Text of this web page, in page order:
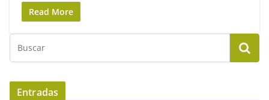
Read More
Entradas